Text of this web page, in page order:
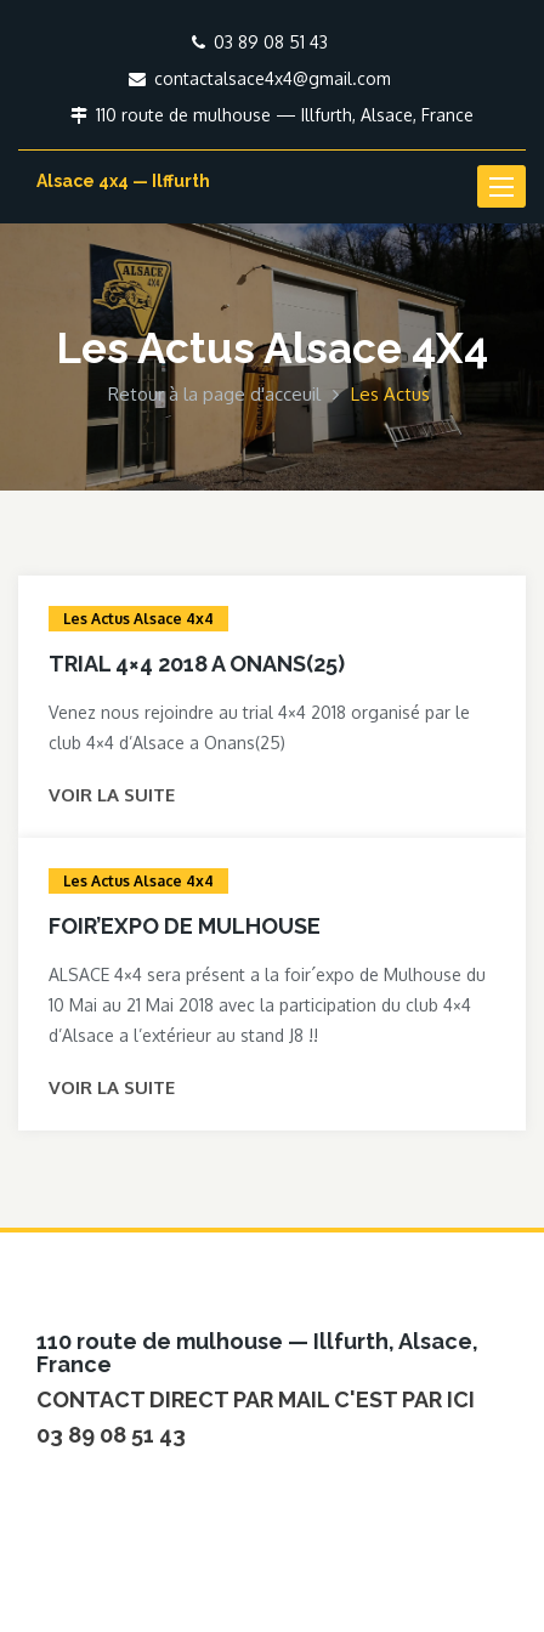
03 89 08 51 43
contactalsace4x4@gmail.com
110 route de mulhouse — Illfurth, Alsace, France
Alsace 4x4 — Ilffurth
Les Actus Alsace 4X4
Retour à la page d'acceuil Les Actus
Les Actus Alsace 4x4
TRIAL 4×4 2018 A ONANS(25)
Venez nous rejoindre au trial 4×4 2018 organisé par le
club 4×4 d’Alsace a Onans(25)
VOIR LA SUITE
Les Actus Alsace 4x4
FOIR’EXPO DE MULHOUSE
ALSACE 4×4 sera présent a la foir´expo de Mulhouse du
10 Mai au 21 Mai 2018 avec la participation du club 4×4
d’Alsace a l’extérieur au stand J8 !!
VOIR LA SUITE
110 route de mulhouse — Illfurth, Alsace,
France
CONTACT DIRECT PAR MAIL C'EST PAR ICI
03 89 08 51 43